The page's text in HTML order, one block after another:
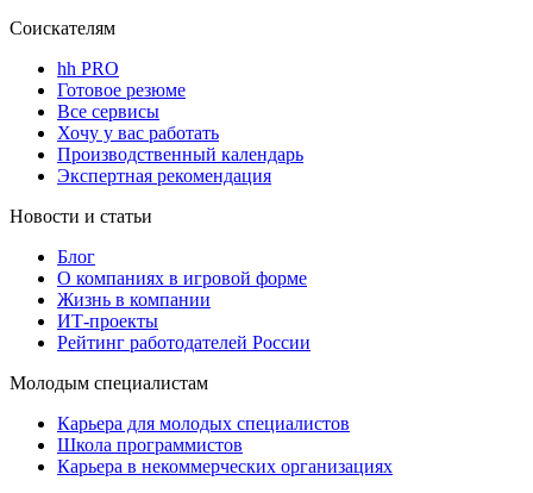
Соискателям
hh PRO
Готовое резюме
Все сервисы
Хочу у вас работать
Производственный календарь
Экспертная рекомендация
Новости и статьи
Блог
О компаниях в игровой форме
Жизнь в компании
ИТ-проекты
Рейтинг работодателей России
Молодым специалистам
Карьера для молодых специалистов
Школа программистов
Карьера в некоммерческих организациях